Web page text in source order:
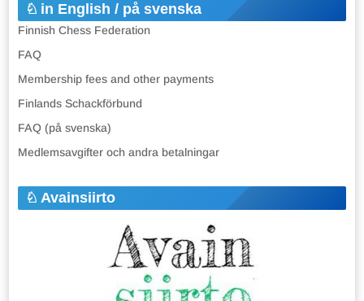
in English / på svenska
Finnish Chess Federation
FAQ
Membership fees and other payments
Finlands Schackförbund
FAQ (på svenska)
Medlemsavgifter och andra betalningar
Avainsiirto